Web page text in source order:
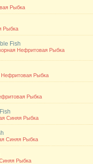
Рыбка
Рыбка
Fish
Нефритовая Рыбка
Рыбка
Рыбка
Синяя Рыбка
Синяя Рыбка
Рыбка